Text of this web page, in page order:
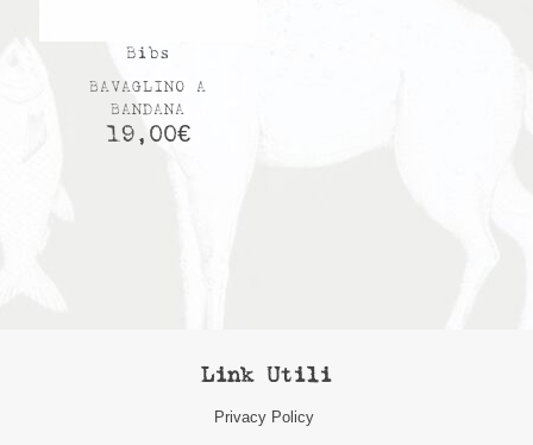
Bibs
BAVAGLINO A
BANDANA
19,00€
Link Utili
Privacy Policy